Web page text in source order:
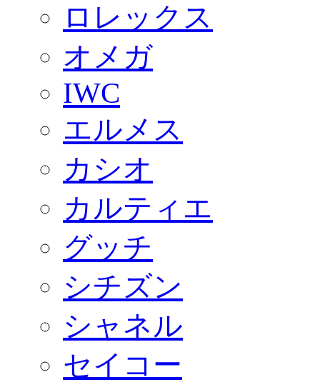
ロレックス
オメガ
IWC
エルメス
カシオ
カルティエ
グッチ
シチズン
シャネル
セイコー